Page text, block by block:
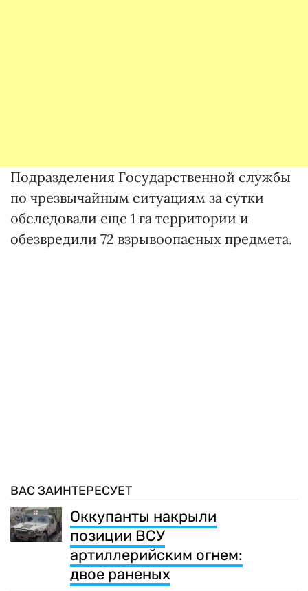
Подразделения Государственной службы
по чрезвычайным ситуациям за сутки
обследовали еще 1 га территории и
обезвредили 72 взрывоопасных предмета.
ВАС ЗАИНТЕРЕСУЕТ
Оккупанты накрыли
позиции ВСУ
артиллерийским огнем:
двое раненых